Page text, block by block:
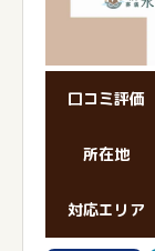
口コミ評価
所在地
対応エリア